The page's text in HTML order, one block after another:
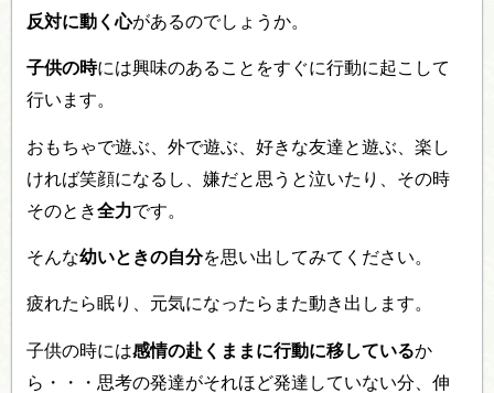
反対に動く心があるのでしょうか。
子供の時には興味のあることをすぐに行動に起こして
行います。
おもちゃで遊ぶ、外で遊ぶ、好きな友達と遊ぶ、楽し
ければ笑顔になるし、嫌だと思うと泣いたり、その時
そのとき全力です。
そんな幼いときの自分を思い出してみてください。
疲れたら眠り、元気になったらまた動き出します。
子供の時には感情の赴くままに行動に移しているか
ら・・・思考の発達がそれほど発達していない分、伸